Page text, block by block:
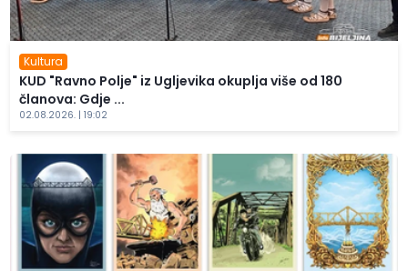
Kultura
KUD "Ravno Polje" iz Ugljevika okuplja više od 180
članova: Gdje ...
02.08.2026. | 19:02